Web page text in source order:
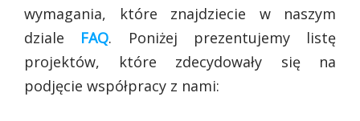
wymagania, które znajdziecie w naszym
dziale FAQ. Poniżej prezentujemy listę
projektów, które zdecydowały się na
podjęcie współpracy z nami: